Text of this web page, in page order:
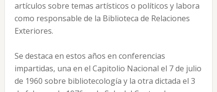
artículos sobre temas artísticos o políticos y labora
como responsable de la Biblioteca de Relaciones
Exteriores.
Se destaca en estos años en conferencias
impartidas, una en el Capitolio Nacional el 7 de julio
de 1960 sobre bibliotecología y la otra dictada el 3